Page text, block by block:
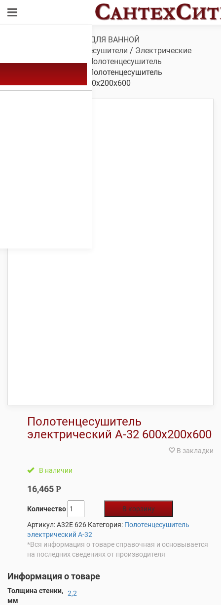
САНТЕХНИКА ДЛЯ ВАННОЙ
Полотенцесушители / Электрические
полотенцесушители/ Полотенцесушитель
/ Полотенцесушитель
электрический А-32 600х200х600
Полотенцесушитель
электрический А-32 600х200х600
В закладки
В наличии
16,465 Р
Количество
В корзину
Артикул:A32E 626 Категория: Полотенцесушитель
электрический А-32
*Вся информация о товаре справочная и основывается
на последних сведениях от производителя
Информация о товаре
Толщина стенки,
мм
2,2